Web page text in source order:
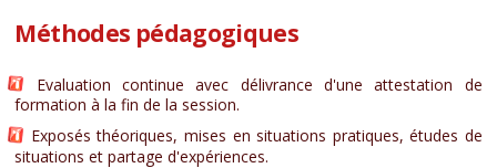
Méthodes pédagogiques
Evaluation continue avec délivrance d'une attestation de
formation à la fin de la session.
Exposés théoriques, mises en situations pratiques, études de
situations et partage d'expériences.